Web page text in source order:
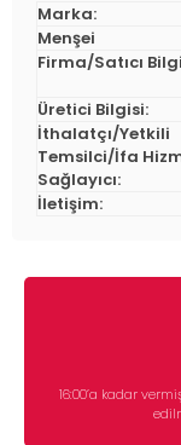
Marka:
Menşei
Firma/Satıcı
Üretici Bilgisi:
İthalatçı/Yetkili
Temsilci/İfa
Sağlayıcı:
İletişim:
16:00’a kadar